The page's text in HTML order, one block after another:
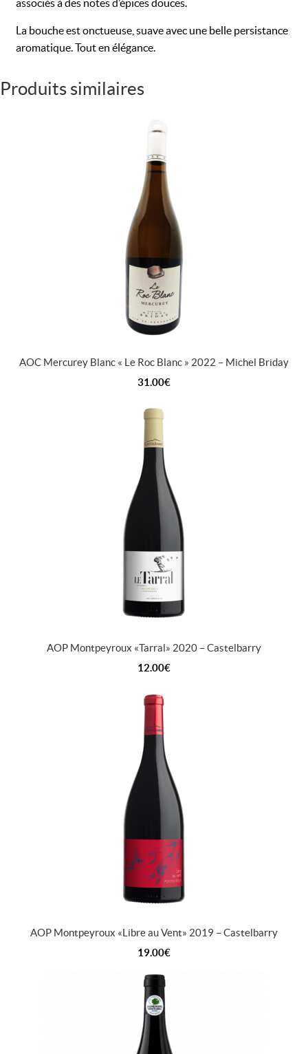
associés à des notes d’épices douces.
La bouche est onctueuse, suave avec une belle persistance
aromatique. Tout en élégance.
Produits similaires
AOC Mercurey Blanc « Le Roc Blanc » 2022 – Michel Briday
31.00€
AOP Montpeyroux « Tarral » 2020 – Castelbarry
12.00€
AOP Montpeyroux « Libre au Vent » 2019 – Castelbarry
19.00€